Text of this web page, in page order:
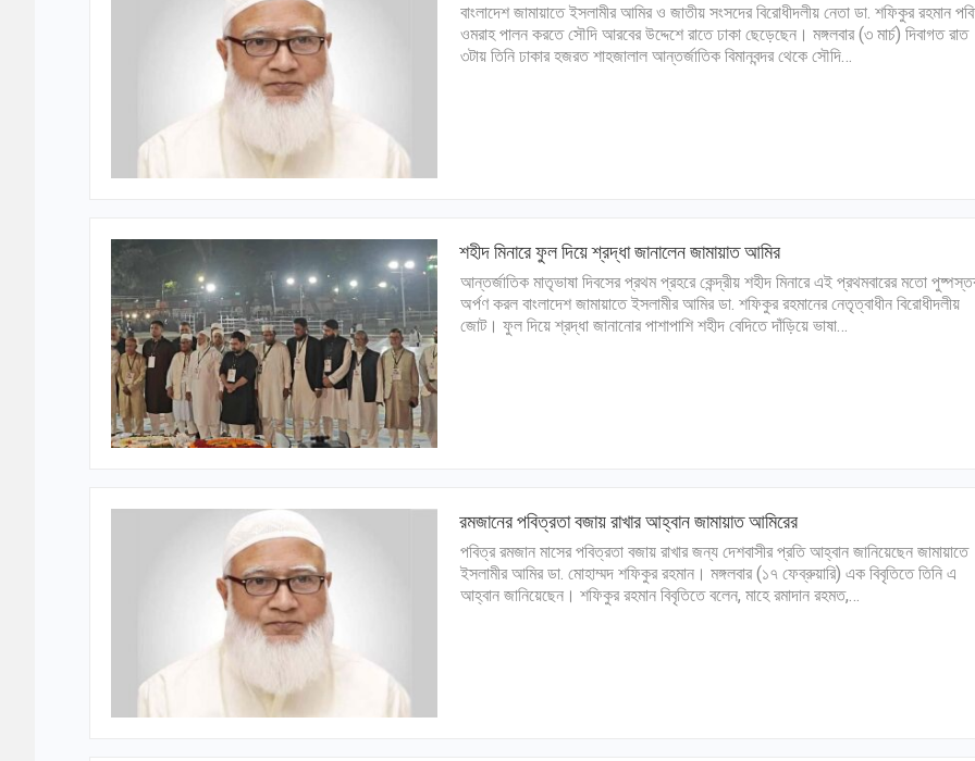
বাংলাদেশ জামায়াতে ইসলামীর আমির ও জাতীয় সংসদের বিরোধীদলীয় নেতা ডা. শফিকুর রহমান
ওমরাহ পালন করতে সৌদি আরবের উদ্দেশে রাতে ঢাকা ছেড়েছেন। মঙ্গলবার (৩ মার্চ) দিবাগত রাত
৩টায় তিনি ঢাকার হজরত শাহজালাল আন্তর্জাতিক বিমানবন্দর থেকে সৌদি…
শহীদ মিনারে ফুল দিয়ে শ্রদ্ধা জানালেন জামায়াত আমির
আন্তর্জাতিক মাতৃভাষা দিবসের প্রথম প্রহরে কেন্দ্রীয় শহীদ মিনারে এই প্রথমবারের মতো
অর্পণ করল বাংলাদেশ জামায়াতে ইসলামীর আমির ডা. শফিকুর রহমানের নেতৃত্বাধীন বিরোধীদলীয়
জোট। ফুল দিয়ে শ্রদ্ধা জানানোর পাশাপাশি শহীদ বেদিতে দাঁড়িয়ে ভাষা…
রমজানের পবিত্রতা বজায় রাখার আহ্বান জামায়াত আমিরের
পবিত্র রমজান মাসের পবিত্রতা বজায় রাখার জন্য দেশবাসীর প্রতি আহ্বান জানিয়েছেন জামায়াতে
ইসলামীর আমির ডা. মোহাম্মদ শফিকুর রহমান। মঙ্গলবার (১৭ ফেব্রুয়ারি) এক বিবৃতিতে তিনি এ
আহ্বান জানিয়েছেন। শফিকুর রহমান বিবৃতিতে বলেন, মাহে রমাদান রহমত,…